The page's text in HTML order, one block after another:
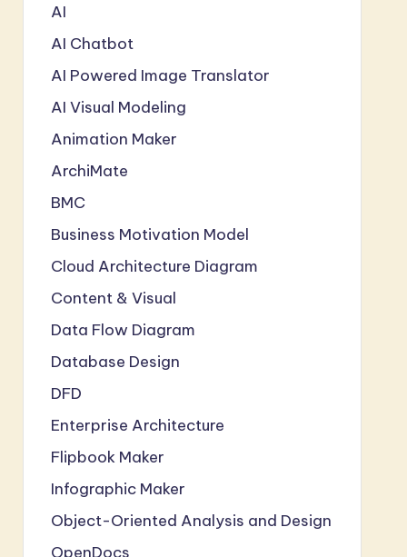
AI
AI Chatbot
AI Powered Image Translator
AI Visual Modeling
Animation Maker
ArchiMate
BMC
Business Motivation Model
Cloud Architecture Diagram
Content & Visual
Data Flow Diagram
Database Design
DFD
Enterprise Architecture
Flipbook Maker
Infographic Maker
Object-Oriented Analysis and Design
OpenDocs